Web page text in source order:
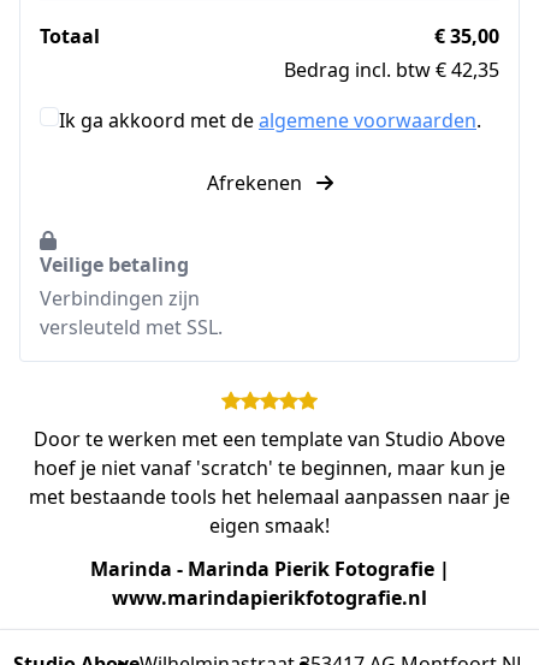
Totaal
€ 35,00
Bedrag incl. btw € 42,35
Ik ga akkoord met dealgemene voorwaarden.
Afrekenen
Veilige betaling
Verbindingen zijn
versleuteld met SSL.
Door te werken met een template van Studio Above
hoef je niet vanaf 'scratch' te beginnen, maar kun je
met bestaande tools het helemaal aanpassen naar je
eigen smaak!
Marinda - Marinda Pierik Fotografie |
www.marindapierikfotografie.nl